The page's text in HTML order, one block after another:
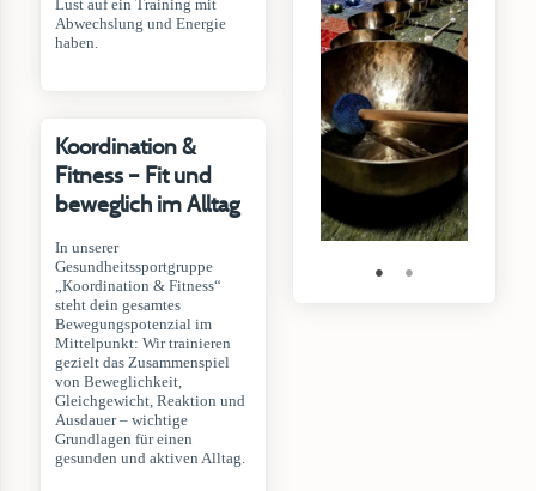
Lust auf ein Training mit
Abwechslung und Energie
haben.
Koordination &
Fitness – Fit und
beweglich im Alltag
In unserer
Gesundheitssportgruppe
„Koordination & Fitness“
steht dein gesamtes
Bewegungspotenzial im
Mittelpunkt: Wir trainieren
gezielt das Zusammenspiel
von Beweglichkeit,
Gleichgewicht, Reaktion und
Ausdauer – wichtige
Grundlagen für einen
gesunden und aktiven Alltag.
● ●